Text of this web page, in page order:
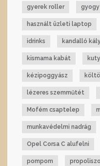
gyerek roller
használt üzleti laptop
idrinks kandalló
kismama kabát
kézipoggyász
lézeres szemműtét
Mofém csaptelep
munkavédelmi nadrág
Opel Corsa C alufelni
pompom